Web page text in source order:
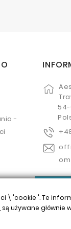
-
54-
om
\ 'cookie '. Te
używane głównie